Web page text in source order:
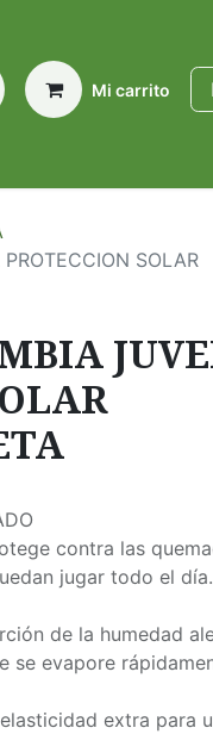
Mi carrito
SOLAR
contra las
jugar todo el día.
de la humedad
se evapore
extra para